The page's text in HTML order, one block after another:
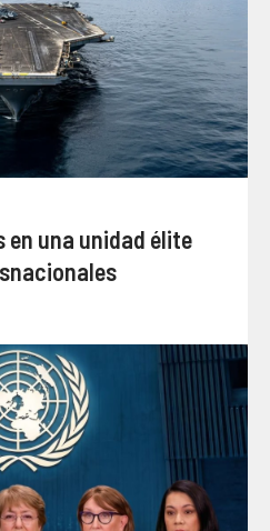
en una unidad élite